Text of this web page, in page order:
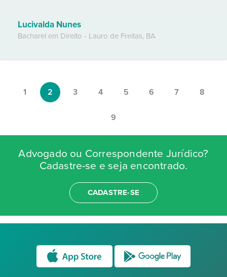
Lucivalda Nunes
Bacharel em Direito - Lauro de Freitas, BA
1 2 3 4 5 6 7 8
9
Advogado ou Correspondente Jurídico?
Cadastre-se e seja encontrado.
CADASTRE-SE